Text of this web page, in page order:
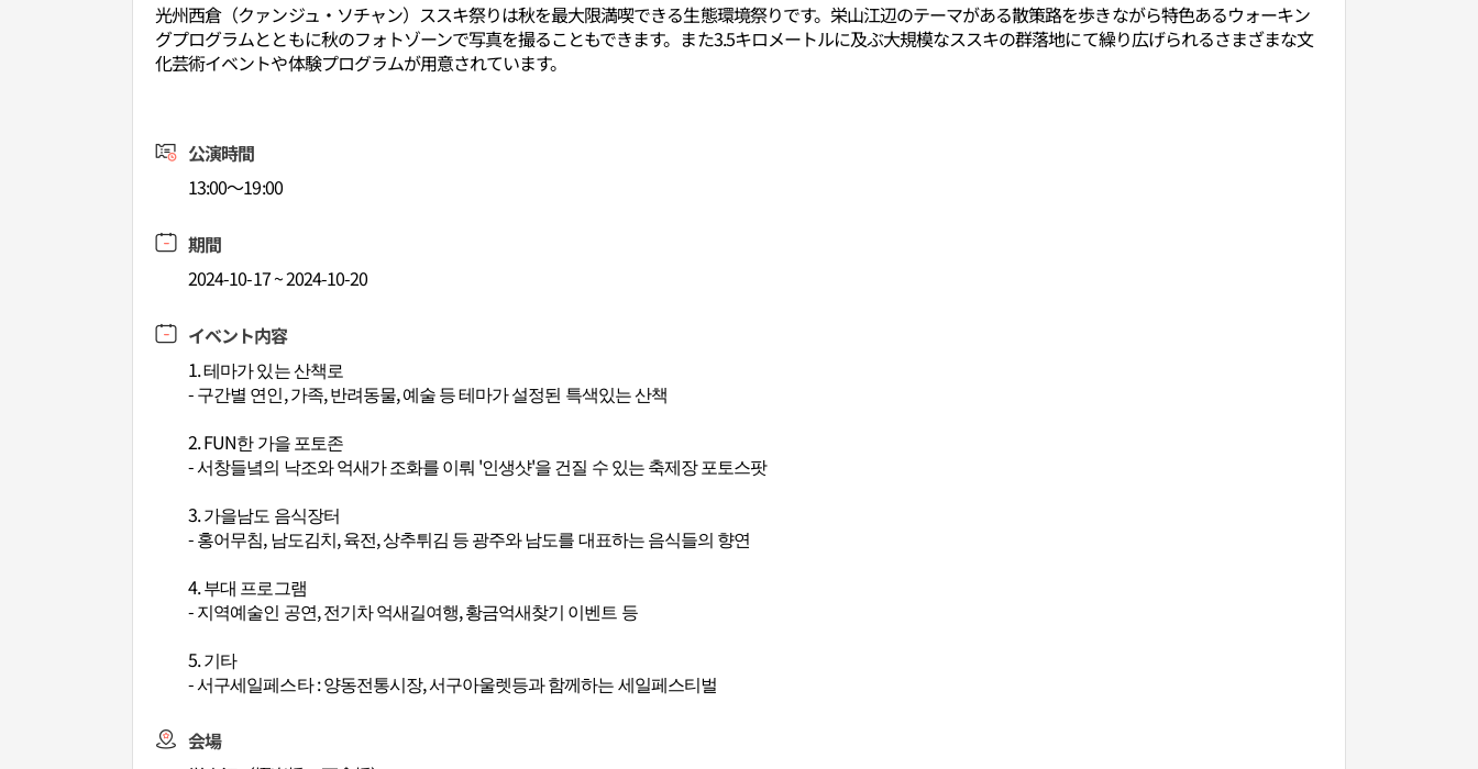
光州西倉（クァンジュ・ソチャン）ススキ祭りは秋を最大限満喫できる生態環境祭りです。栄山江辺のテーマがある散策路を歩きながら特色あるウォーキン
グプログラムとともに秋のフォトゾーンで写真を撮ることもできます。また3.5キロメートルに及ぶ大規模なススキの群落地にて繰り広げられるさまざまな文
化芸術イベントや体験プログラムが用意されています。
公演時間
13:00～19:00
期間
2024-10-17 ~ 2024-10-20
イベント内容
1. 테마가 있는 산책로
- 구간별 연인, 가족, 반려동물, 예술 등 테마가 설정된 특색있는 산책
2. FUN한 가을 포토존
- 서창들녘의 낙조와 억새가 조화를 이뤄 '인생샷'을 건질 수 있는 축제장 포토스팟
3. 가을남도 음식장터
- 홍어무침, 남도김치, 육전, 상추튀김 등 광주와 남도를 대표하는 음식들의 향연
4. 부대 프로그램
- 지역예술인 공연, 전기차 억새길여행, 황금억새찾기 이벤트 등
5. 기타
- 서구세일페스타 : 양동전통시장, 서구아울렛등과 함께하는 세일페스티벌
会場